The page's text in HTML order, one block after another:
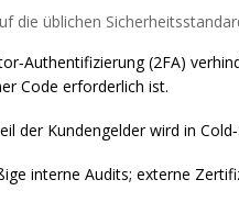
die üblichen
(2FA)
Code erforderlich ist.
der Kundengelder wird in
interne Audits; externe